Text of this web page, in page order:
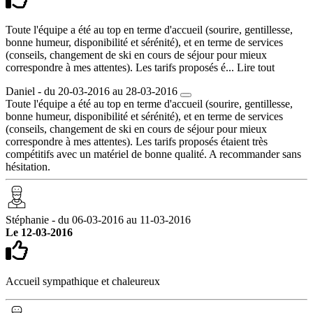
Toute l'équipe a été au top en terme d'accueil (sourire, gentillesse,
bonne humeur, disponibilité et sérénité), et en terme de services
(conseils, changement de ski en cours de séjour pour mieux
correspondre à mes attentes). Les tarifs proposés é... Lire tout
Daniel - du 20-03-2016 au 28-03-2016
Toute l'équipe a été au top en terme d'accueil (sourire, gentillesse,
bonne humeur, disponibilité et sérénité), et en terme de services
(conseils, changement de ski en cours de séjour pour mieux
correspondre à mes attentes). Les tarifs proposés étaient très
compétitifs avec un matériel de bonne qualité. A recommander sans
hésitation.
Stéphanie - du 06-03-2016 au 11-03-2016
Le 12-03-2016
Accueil sympathique et chaleureux